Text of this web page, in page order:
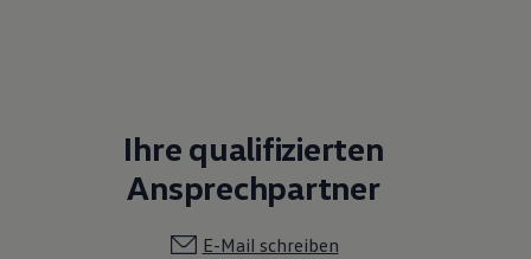
Ihre qualifizierten
Ansprechpartner
E-Mail schreiben